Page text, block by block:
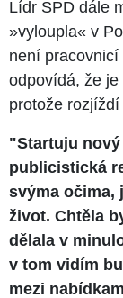
Lídr SPD dále
»vyloupla« v
není
odpovídá, že
protože
"Startuju
publicistická
svýma očima,
život. Chtěla
dělala v
v tom vidím
mezi